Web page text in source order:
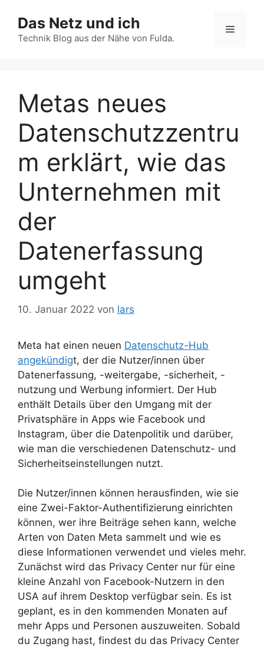
Inhalt
springen
Das Netz und ich
Technik Blog aus der Nähe von Fulda.
Menü
Metas neues
Datenschutzzentru
m erklärt, wie das
Unternehmen mit
der
Datenerfassung
umgeht
10. Januar 2022 von lars
Meta hat einen neuen Datenschutz-Hub
angekündigt, der die Nutzer/innen über
Datenerfassung, -weitergabe, -sicherheit, -
nutzung und Werbung informiert. Der Hub
enthält Details über den Umgang mit der
Privatsphäre in Apps wie Facebook und
Instagram, über die Datenpolitik und darüber,
wie man die verschiedenen Datenschutz- und
Sicherheitseinstellungen nutzt.
Die Nutzer/innen können herausfinden, wie sie
eine Zwei-Faktor-Authentifizierung einrichten
können, wer ihre Beiträge sehen kann, welche
Arten von Daten Meta sammelt und wie es
diese Informationen verwendet und vieles mehr.
Zunächst wird das Privacy Center nur für eine
kleine Anzahl von Facebook-Nutzern in den
USA auf ihrem Desktop verfügbar sein. Es ist
geplant, es in den kommenden Monaten auf
mehr Apps und Personen auszuweiten. Sobald
du Zugang hast, findest du das Privacy Center